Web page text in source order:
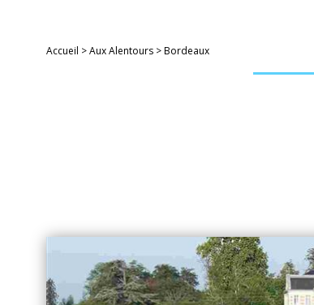
Accueil >Aux Alentours >Bordeaux